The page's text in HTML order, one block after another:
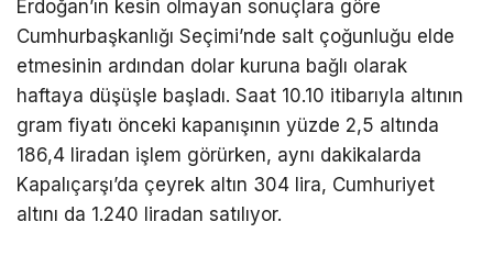
Erdoğan’ın kesin olmayan sonuçlara göre
Cumhurbaşkanlığı Seçimi’nde salt çoğunluğu elde
etmesinin ardından dolar kuruna bağlı olarak
haftaya düşüşle başladı. Saat 10.10 itibarıyla altının
gram fiyatı önceki kapanışının yüzde 2,5 altında
186,4 liradan işlem görürken, aynı dakikalarda
Kapalıçarşı’da çeyrek altın 304 lira, Cumhuriyet
altını da 1.240 liradan satılıyor.